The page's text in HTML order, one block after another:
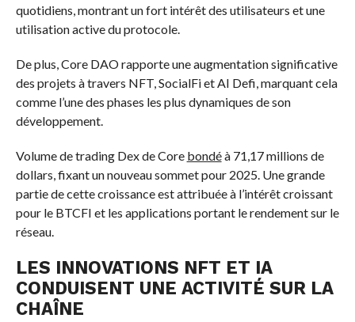
quotidiens, montrant un fort intérêt des utilisateurs et une
utilisation active du protocole.
De plus, Core DAO rapporte une augmentation significative
des projets à travers NFT, SocialFi et AI Defi, marquant cela
comme l’une des phases les plus dynamiques de son
développement.
Volume de trading Dex de Core bondéà 71,17 millions de
dollars, fixant un nouveau sommet pour 2025. Une grande
partie de cette croissance est attribuée à l’intérêt croissant
pour le BTCFI et les applications portant le rendement sur le
réseau.
LES INNOVATIONS NFT ET IA
CONDUISENT UNE ACTIVITÉ SUR LA
CHAÎNE